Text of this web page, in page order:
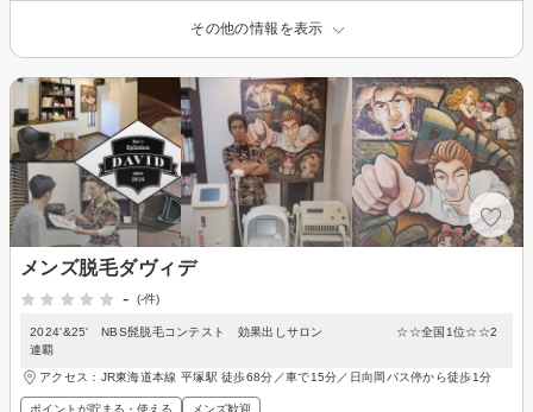
その他の情報を表示
メンズ脱毛ダヴィデ
-
(-件)
2024'&25' NBS髭脱毛コンテスト 効果出しサロン ☆☆全国1位☆☆2
連覇
アクセス：JR東海道本線 平塚駅 徒歩68分／車で15分／日向岡バス停から徒歩1分